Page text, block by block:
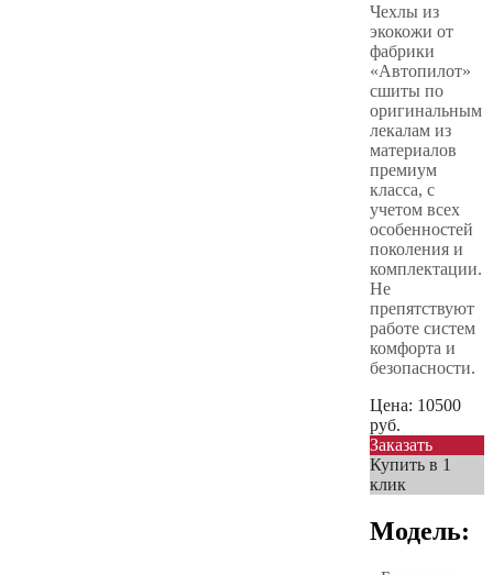
Чехлы из
экокожи от
фабрики
«Автопилот»
сшиты по
оригинальным
лекалам из
материалов
премиум
класса, с
учетом всех
особенностей
поколения и
комплектации.
Не
препятствуют
работе систем
комфорта и
безопасности.
Цена: 10500
руб.
Заказать
Купить в 1
клик
Модель: